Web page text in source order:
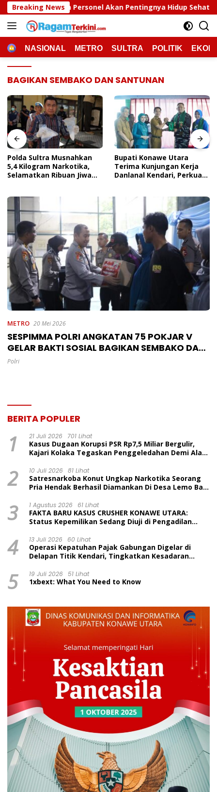
Langsung
ke
konten
Breaking News
Akan Pentingnya Hidup Sehat Polda Sultra
HOMENASIONAL METRO SULTRA POLITIK
BAGIKAN SEMBAKO DAN SANTUNAN
Polda Sultra Musnahkan
5,4 Kilogram Narkotika,
Selamatkan Ribuan Jiwa
Bupati Konawe Utara
Terima Kunjungan Kerja
Danlanal Kendari, Perkuat
METRO 20 Mei 2026
SESPIMMA POLRI ANGKATAN 75 POKJAR V
GELAR BAKTI SOSIAL BAGIKAN SEMBAKO DAN
SANTUNAN ANAK YATIM DI POLRES
Polri
BERITA POPULER
1 21 Juli 2026 701 Lihat
Kasus Dugaan Korupsi PSR Rp7,5 Miliar Bergulir,
Kajari Kolaka Tegaskan Penggeledahan Demi Alat
2 10 Juli 2026 81 Lihat
Satresnarkoba Konut Ungkap Narkotika Seorang
Pria Hendak Berhasil Diamankan Di Desa Lemo Bajo
3 1 Agustus 2026 61 Lihat
FAKTA BARU KASUS CRUSHER KONAWE UTARA:
Status Kepemilikan Sedang Diuji di Pengadilan
Dinilai Prematur
4 13 Juli 2026 60 Lihat
Operasi Kepatuhan Pajak Gabungan Digelar di
Delapan Titik Kendari, Tingkatkan Kesadaran
5 19 Juli 2026 51 Lihat
1xbext: What You Need to Know